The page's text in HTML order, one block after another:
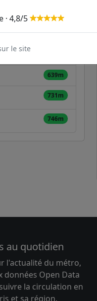
625m
639m
731m
746m
au quotidien
l'actualité du métro,
données Open Data
la circulation en
et sa région.
4,8/5
le site